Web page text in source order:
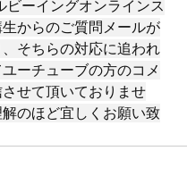
からのご質問メールが
そちらの対応に追われ
ーチューブの方のコメ
せて頂いておりませ
のほど宜しくお願い致